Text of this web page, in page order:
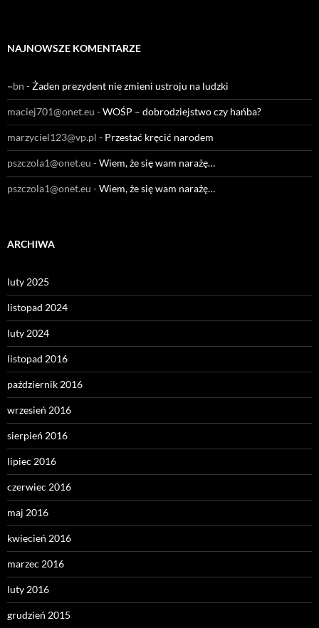
NAJNOWSZE KOMENTARZE
~bn -Żaden prezydent nie zmieni ustroju na ludzki
maciej701@onet.eu -WOŚP – dobrodziejstwo czy hańba?
marzyciel123@vp.pl - Przestać kręcić narodem
pszczola1@onet.eu -Wiem, że się wam narażę…
pszczola1@onet.eu -Wiem, że się wam narażę…
ARCHIWA
luty 2025
listopad 2024
luty 2024
listopad 2016
październik 2016
wrzesień 2016
sierpień 2016
lipiec 2016
czerwiec 2016
maj 2016
kwiecień 2016
marzec 2016
luty 2016
grudzień 2015